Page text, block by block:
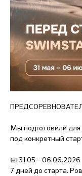
Мы подготовили для
под конкретный
📅 31.05 – 06.06.2026
7 дней до старта.